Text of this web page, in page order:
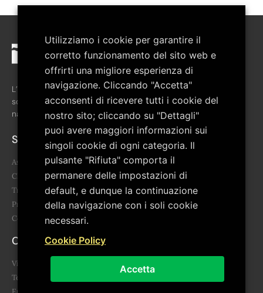
L’associazione è stata costituita nel febbraio del 2008 allo
scopo di favorire la crescita culturale del territorio del Parco
nazionale del Pollino.
Sitemap
Associazione
Chi siamo
Trasparenza
Progetti
Contatti
Contatti
Via Giovanni Falcone, 3 85043 Latronico (PZ)
Telefono: 0973.859455 - 340 678 6865
Utilizziamo i cookie per garantire il
corretto funzionamento del sito web e
offrirti una migliore esperienza di
navigazione. Cliccando "Accetta"
acconsenti di ricevere tutti i cookie del
nostro sito; cliccando su "Dettagli"
puoi avere maggiori informazioni sui
singoli cookie di ogni categoria. Il
pulsante "Rifiuta" comporta il
permanere delle impostazioni di
default, e dunque la continuazione
della navigazione con i soli cookie
necessari.
Cookie Policy
Accetta